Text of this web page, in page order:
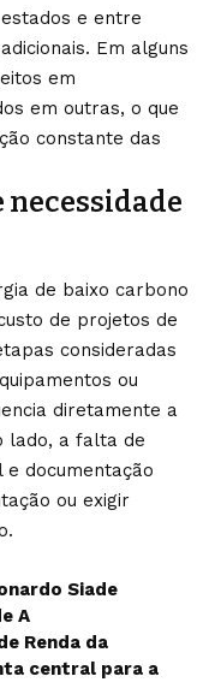
e entre
Em alguns
em
em outras, o que
constante das
necessidade
de baixo carbono
de projetos de
consideradas
ou
diretamente a
lado, a falta de
documentação
ou exigir
Siade
A
Renda da
central para a